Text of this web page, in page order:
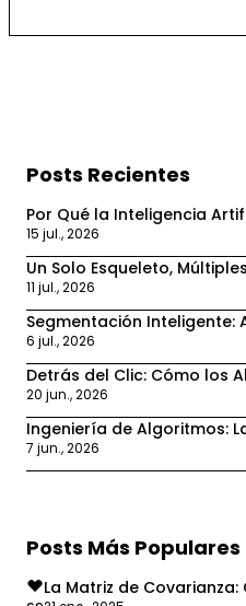
Posts Recientes
Por Qué la Inteligencia
15 jul., 2026
Un Solo Esqueleto,
11 jul., 2026
Segmentación Inteligente:
6 jul., 2026
Detrás del Clic: Cómo los
20 jun., 2026
Ingeniería de Algoritmos:
7 jun., 2026
Posts Más Populares
La Matriz de